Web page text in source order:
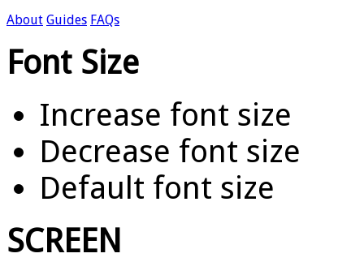
About Guides FAQs
Font Size
Increase font size
Decrease font size
Default font size
SCREEN